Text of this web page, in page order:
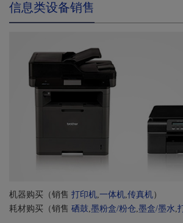
信息类设备销售
机器购买（销售 打印机,一体机,传真机）
耗材购买（销售 硒鼓,墨粉盒/粉仓,墨盒/墨水,